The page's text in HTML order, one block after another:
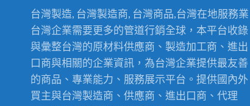
台灣製造, 台灣製造商, 台灣商品,台灣在地服務業
台灣企業需要更多的管道行銷全球，本平台收錄
與彙整台灣的原材料供應商、製造加工商、進出
口商與相關的企業資訊，為台灣企業提供最友善
的商品、專業能力、服務展示平台。提供國內外
買主與台灣製造商、供應商、進出口商、代理